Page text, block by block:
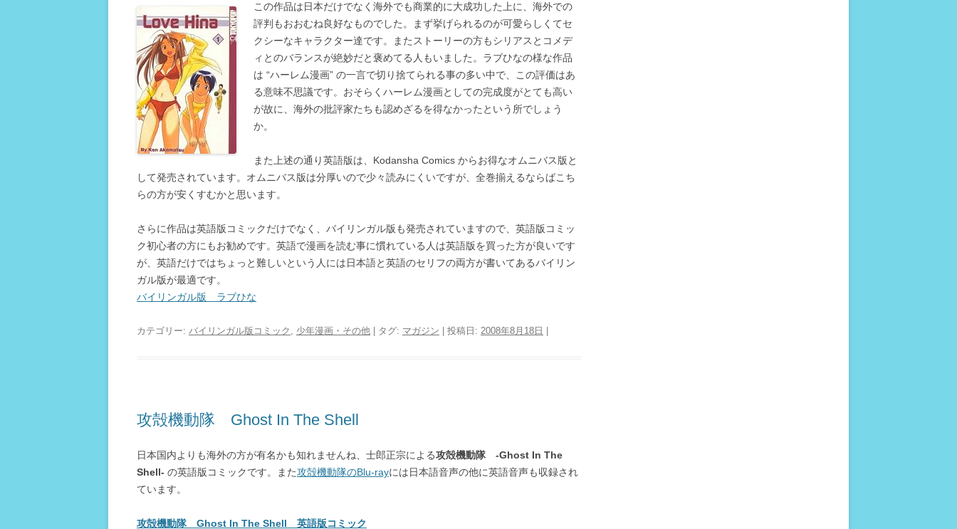
この作品は日本だけでなく海外でも商業的に大成功した上に、海外での
評判もおおむね良好なものでした。まず挙げられるのが可愛らしくてセ
クシーなキャラクター達です。またストーリーの方もシリアスとコメデ
ィとのバランスが絶妙だと褒めてる人もいました。ラブひなの様な作品
は “ハーレム漫画” の一言で切り捨てられる事の多い中で、この評価はあ
る意味不思議です。おそらくハーレム漫画としての完成度がとても高い
が故に、海外の批評家たちも認めざるを得なかったという所でしょう
か。
また上述の通り英語版は、Kodansha Comics からお得なオムニバス版と
して発売されています。オムニバス版は分厚いので少々読みにくいですが、全巻揃えるならばこち
らの方が安くすむかと思います。
さらに作品は英語版コミックだけでなく、バイリンガル版も発売されていますので、英語版コミッ
ク初心者の方にもお勧めです。英語で漫画を読む事に慣れている人は英語版を買った方が良いです
が、英語だけではちょっと難しいという人には日本語と英語のセリフの両方が書いてあるバイリン
ガル版が最適です。
バイリンガル版 ラブひな
カテゴリー: バイリンガル版コミック , 少年漫画・その他 | タグ: マガジン | 投稿日: 2008年8月18日
攻殻機動隊 Ghost In The Shell
日本国内よりも海外の方が有名かも知れませんね、士郎正宗による攻殻機動隊 -Ghost In The
Shell- の英語版コミックです。また攻殻機動隊のBlu-rayには日本語音声の他に英語音声も収録され
ています。
攻殻機動隊 Ghost In The Shell 英語版コミック